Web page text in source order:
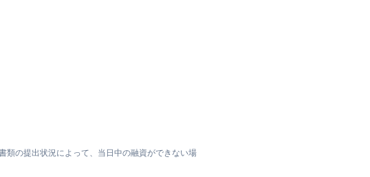
類の提出状況によって、当日中の融資ができない場